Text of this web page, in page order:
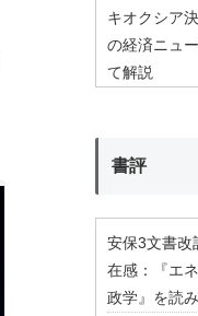
キオクシア
の経済ニュ
て解説
書評
安保3文書改
在感：『エ
政学』を読